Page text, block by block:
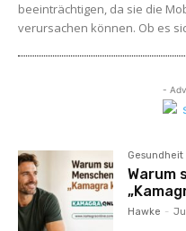
beeinträchtigen, da sie die
verursachen können. Ob es
-
Gesundheit
Warum
Hawke -